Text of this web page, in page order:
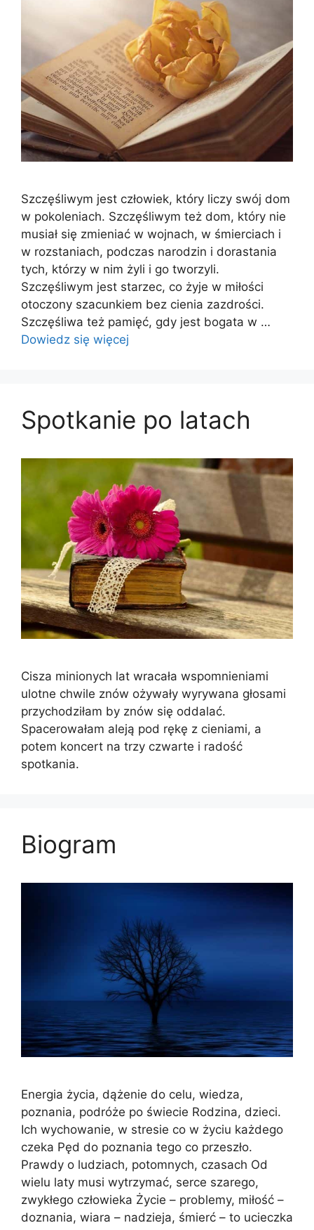
Szczęśliwym jest człowiek, który liczy swój dom
w pokoleniach. Szczęśliwym też dom, który nie
musiał się zmieniać w wojnach, w śmierciach i
w rozstaniach, podczas narodzin i dorastania
tych, którzy w nim żyli i go tworzyli.
Szczęśliwym jest starzec, co żyje w miłości
otoczony szacunkiem bez cienia zazdrości.
Szczęśliwa też pamięć, gdy jest bogata w …
Dowiedz się więcej
Spotkanie po latach
Cisza minionych lat wracała wspomnieniami
ulotne chwile znów ożywały wyrywana głosami
przychodziłam by znów się oddalać.
Spacerowałam aleją pod rękę z cieniami, a
potem koncert na trzy czwarte i radość
spotkania.
Biogram
Energia życia, dążenie do celu, wiedza,
poznania, podróże po świecie Rodzina, dzieci.
Ich wychowanie, w stresie co w życiu każdego
czeka Pęd do poznania tego co przeszło.
Prawdy o ludziach, potomnych, czasach Od
wielu laty musi wytrzymać, serce szarego,
zwykłego człowieka Życie – problemy, miłość –
doznania, wiara – nadzieja, śmierć – to ucieczka